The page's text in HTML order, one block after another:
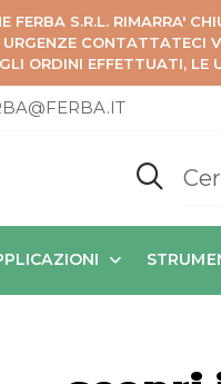
FERBA S.R.L. RIMARRA'
CONTATTATECI
ORDINI EFFETTUATI, LE